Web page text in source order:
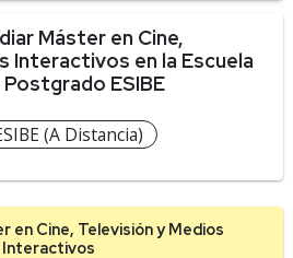
Máster en Cine,
Interactivos en la Escuela
ESIBE
(A Distancia)
en Cine, Televisión y Medios
Interactivos